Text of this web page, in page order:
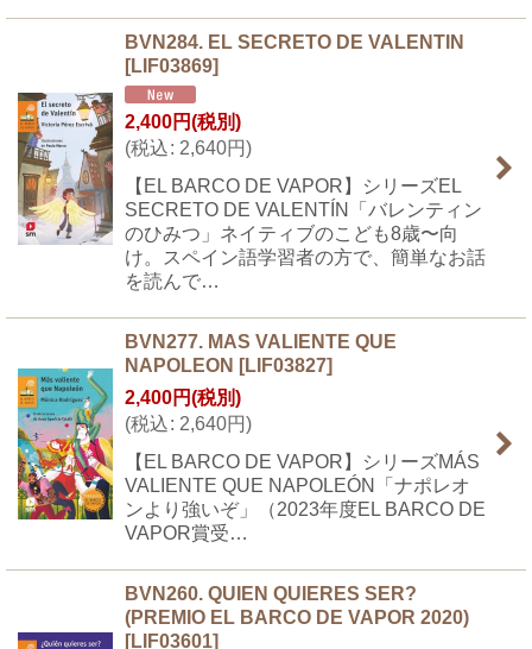
BVN284. EL SECRETO DE VALENTIN
[LIF03869]
2,400円(税別)
(税込: 2,640円)
【EL BARCO DE VAPOR】シリーズEL
SECRETO DE VALENTÍN「バレンティン
のひみつ」ネイティブのこども8歳〜向
け。スペイン語学習者の方で、簡単なお話
を読んで…
BVN277. MAS VALIENTE QUE
NAPOLEON [LIF03827]
2,400円(税別)
(税込: 2,640円)
【EL BARCO DE VAPOR】シリーズMÁS
VALIENTE QUE NAPOLEÓN「ナポレオ
ンより強いぞ」（2023年度EL BARCO DE
VAPOR賞受…
BVN260. QUIEN QUIERES SER?
(PREMIO EL BARCO DE VAPOR 2020)
[LIF03601]